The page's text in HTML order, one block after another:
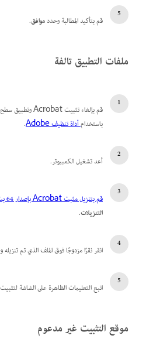
قم بتأكيد المطالبة وحددموافق.
ملفات التطبيق تالفة
باستخدامأداة تنظيف Adobe .
أعد تشغيل الكمبيوتر.
قم بتنزيل مثبت Acrobat بإصدار 64 بت
التنزيلات.
انقر نقرًا مزدوجًا فوق الملف الذي تم
اتبع التعليمات الظاهرة على الشاشة لتثبيت Acrobat.
موقع التثبيت غير مدعوم